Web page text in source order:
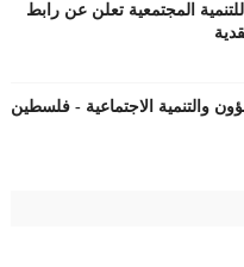
المجتمعية تعلن عن رابط
والتنمية الاجتماعية - فلسطين